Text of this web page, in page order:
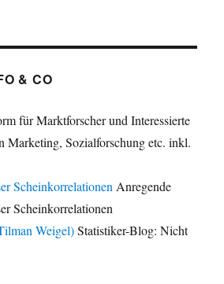
& CO
für Marktforscher und Interessierte
Marketing, Sozialforschung etc. inkl.
Scheinkorrelationen Anregende
Scheinkorrelationen
Weigel)Statistiker-Blog: Nicht